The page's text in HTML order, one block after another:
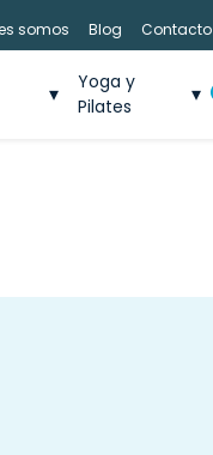
somos Blog Contacto
Yoga y
Pilates